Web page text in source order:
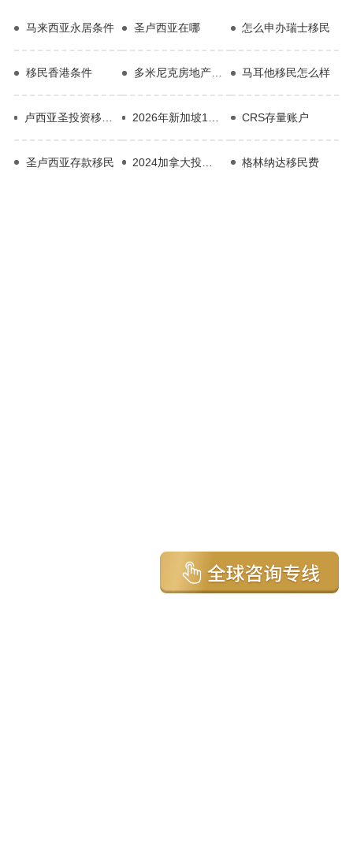
马来西亚永居条件 圣卢西亚在哪 怎么申办瑞士移民
移民香港条件 多米尼克房地产投资 马耳他移民怎么样
CRS存量账户
圣卢西亚存款移民 格林纳达移民费